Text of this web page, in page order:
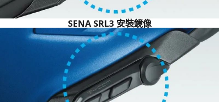
SENA SRL3 安裝鏡像